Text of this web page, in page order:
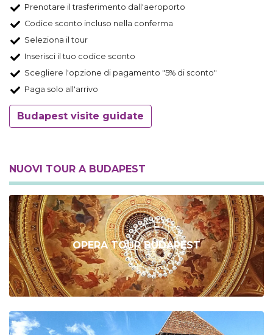
Prenotare il trasferimento dall'aeroporto
Codice sconto incluso nella conferma
Seleziona il tour
Inserisci il tuo codice sconto
Scegliere l'opzione di pagamento "5% di sconto"
Paga solo all'arrivo
Budapest visite guidate
NUOVI TOUR A BUDAPEST
OPERA TOUR BUDAPEST